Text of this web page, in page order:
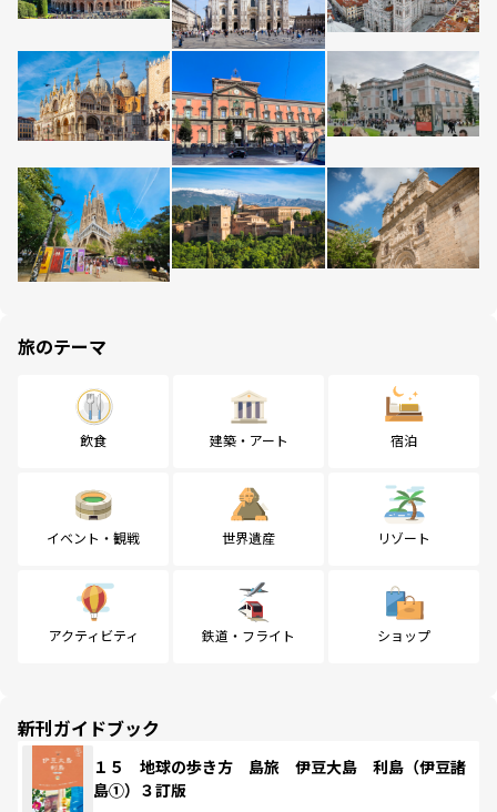
旅のテーマ
飲食 建築・アート 宿泊
イベント・観戦 世界遺産 リゾート
アクティビティ 鉄道・フライト ショップ
新刊ガイドブック
１５ 地球の歩き方 島旅 伊豆大島 利島（伊豆諸
島①）３訂版